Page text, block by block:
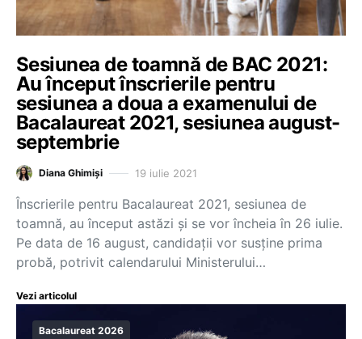
Sesiunea de toamnă de BAC 2021:
Au început înscrierile pentru
sesiunea a doua a examenului de
Bacalaureat 2021, sesiunea august-
septembrie
Diana Ghimiși 19 iulie 2021
Înscrierile pentru Bacalaureat 2021, sesiunea de
toamnă, au început astăzi și se vor încheia în 26 iulie.
Pe data de 16 august, candidații vor susține prima
probă, potrivit calendarului Ministerului…
Vezi articolul
Bacalaureat 2026